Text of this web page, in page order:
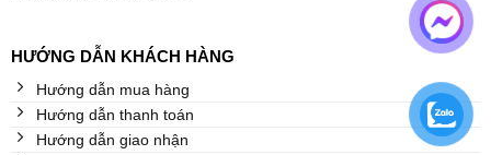
HƯỚNG DẪN KHÁCH HÀNG
Hướng dẫn mua hàng
Hướng dẫn thanh toán
Hướng dẫn giao nhận